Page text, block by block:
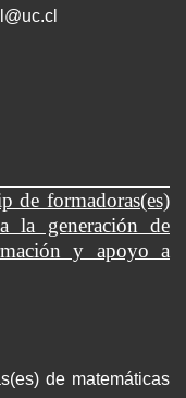
de formadoras(es)
la generación de
y apoyo a
de matemáticas